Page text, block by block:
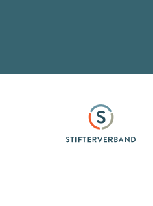
Senioren, Frauen und Jugend
Stifterverband